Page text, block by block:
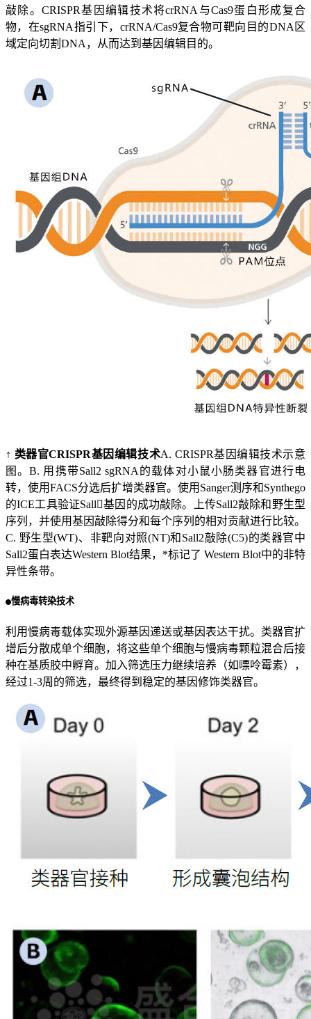
敲除。CRISPR基因编辑技术将crRNA与Cas9蛋白形成复合
物，在sgRNA指引下，crRNA/Cas9复合物可靶向目的DNA区
域定向切割DNA，从而达到基因编辑目的。
↑ 类器官CRISPR基因编辑技术A. CRISPR基因编辑技术示意
图。B. 用携带Sall2 sgRNA的载体对小鼠小肠类器官进行电
转，使用FACS分选后扩增类器官。使用Sanger测序和Synthego
的ICE工具验证Sall􄬭基因的成功敲除。上传Sall2敲除和野生型
序列，并使用基因敲除得分和每个序列的相对贡献进行比较。
C. 野生型(WT)、非靶向对照(NT)和Sall2敲除(C5)的类器官中
Sall2蛋白表达Western Blot结果，*标记了 Western Blot中的非特
异性条带。
慢病毒转染技术
利用慢病毒载体实现外源基因递送或基因表达干扰。类器官扩
增后分散成单个细胞，将这些单个细胞与慢病毒颗粒混合后接
种在基质胶中孵育。加入筛选压力继续培养（如嘌呤霉素），
经过1-3周的筛选，最终得到稳定的基因修饰类器官。